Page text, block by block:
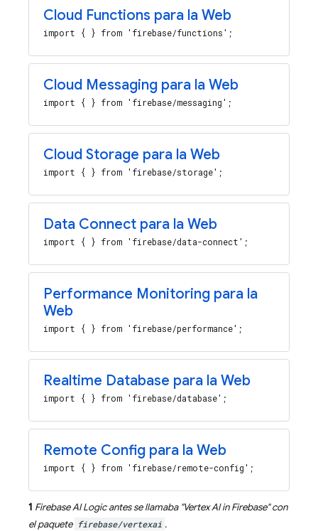
Cloud Functions para la Web
import { } from 'firebase/functions';
Cloud Messaging para la Web
import { } from 'firebase/messaging';
Cloud Storage para la Web
import { } from 'firebase/storage';
Data Connect para la Web
import { } from 'firebase/data-connect';
Performance Monitoring para la
Web
import { } from 'firebase/performance';
Realtime Database para la Web
import { } from 'firebase/database';
Remote Config para la Web
import { } from 'firebase/remote-config';
1 Firebase AI Logicantes se llamaba "Vertex AI in Firebase" con
el paquete firebase/vertexai .